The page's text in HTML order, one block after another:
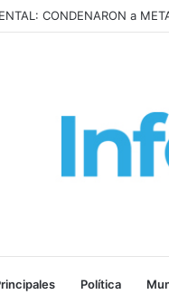
Paz, Pan y Trabajo
Política